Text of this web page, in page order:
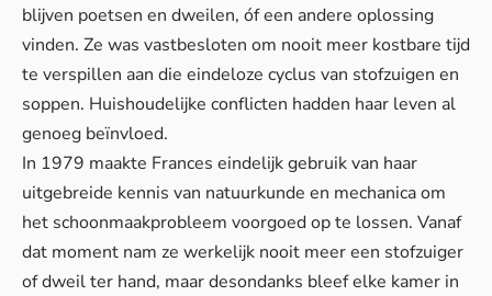
blijven poetsen en dweilen, óf een andere oplossing
vinden. Ze was vastbesloten om nooit meer kostbare tijd
te verspillen aan die eindeloze cyclus van stofzuigen en
soppen. Huishoudelijke conflicten hadden haar leven al
genoeg beïnvloed.
In 1979 maakte Frances eindelijk gebruik van haar
uitgebreide kennis van natuurkunde en mechanica om
het schoonmaakprobleem voorgoed op te lossen. Vanaf
dat moment nam ze werkelijk nooit meer een stofzuiger
of dweil ter hand, maar desondanks bleef elke kamer in